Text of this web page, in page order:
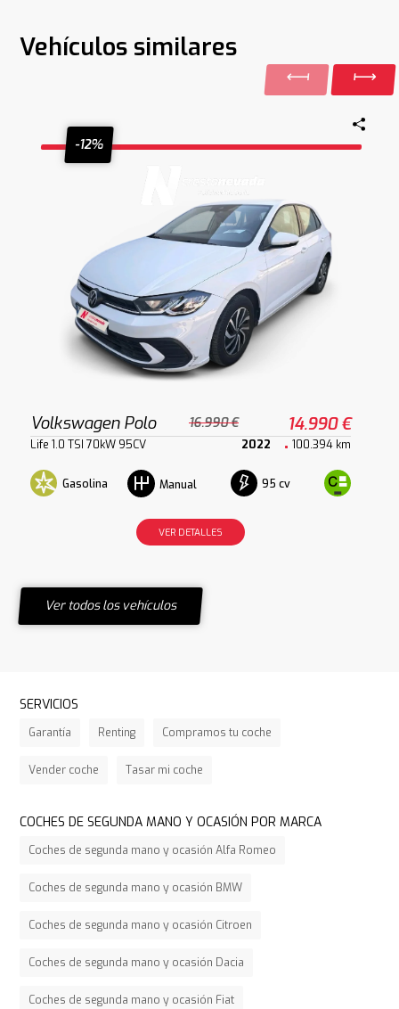
Vehículos similares
-12%
Volkswagen Polo 16.990 € 14.990 €
Life 1.0 TSI 70kW 95CV 2022 100.394 km
Gasolina Manual 95 cv
VER DETALLES
Ver todos los vehículos
SERVICIOS
Garantía Renting Compramos tu coche
Vender coche Tasar mi coche
COCHES DE SEGUNDA MANO Y OCASIÓN POR MARCA
Coches de segunda mano y ocasión Alfa Romeo
Coches de segunda mano y ocasión BMW
Coches de segunda mano y ocasión Citroen
Coches de segunda mano y ocasión Dacia
Coches de segunda mano y ocasión Fiat